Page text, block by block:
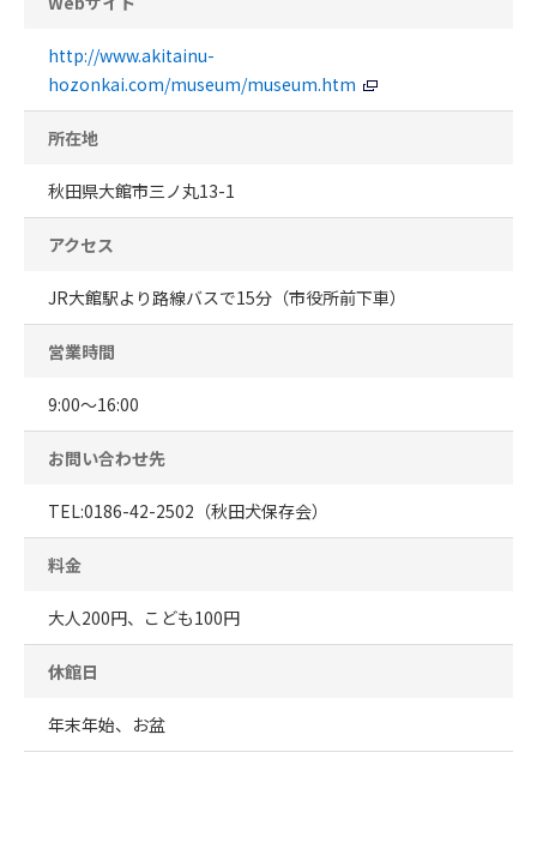
http://www.akitainu-
hozonkai.com/museum/museum.htm
所在地
秋田県大館市三ノ丸13-1
アクセス
JR大館駅より路線バスで15分（市役所前下車）
営業時間
9:00～16:00
お問い合わせ先
TEL:0186-42-2502（秋田犬保存会）
料金
大人200円、こども100円
休館日
年末年始、お盆